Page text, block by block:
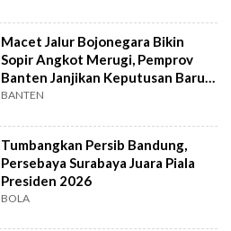
Macet Jalur Bojonegara Bikin
Sopir Angkot Merugi, Pemprov
Banten Janjikan Keputusan Baru 4
Hari Lagi
BANTEN
Tumbangkan Persib Bandung,
Persebaya Surabaya Juara Piala
Presiden 2026
BOLA